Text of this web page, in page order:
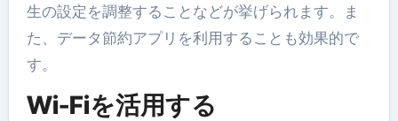
生の設定を調整することなどが挙げられます。ま
た、データ節約アプリを利用することも効果的で
す。
Wi-Fiを活用する